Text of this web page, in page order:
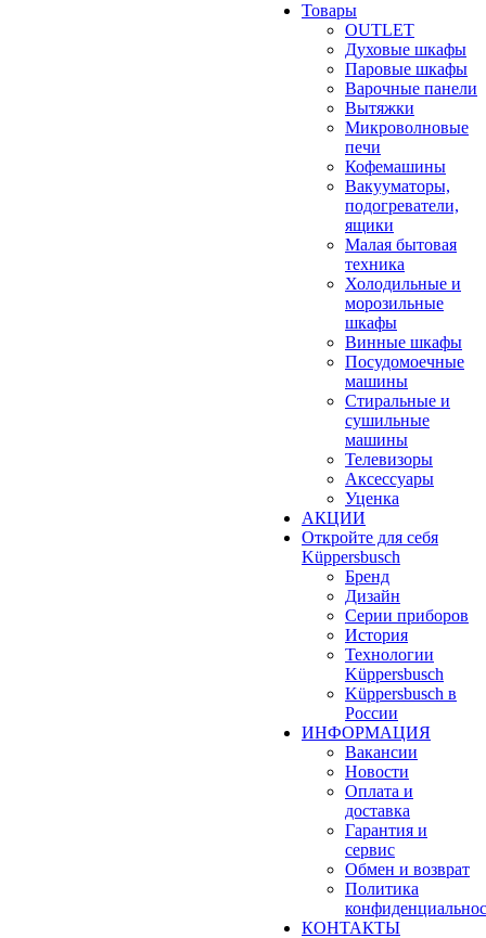
Товары
OUTLET
Духовые шкафы
Паровые шкафы
Варочные панели
Вытяжки
Микроволновые
печи
Кофемашины
Вакууматоры,
подогреватели,
ящики
Малая бытовая
техника
Холодильные и
морозильные
шкафы
Винные шкафы
Посудомоечные
машины
Стиральные и
сушильные
машины
Телевизоры
Аксессуары
Уценка
АКЦИИ
Откройте для себя
Küppersbusch
Бренд
Дизайн
Серии приборов
История
Технологии
Küppersbusch
Küppersbusch в
России
ИНФОРМАЦИЯ
Вакансии
Новости
Оплата и
доставка
Гарантия и
сервис
Обмен и возврат
Политика
КОНТАКТЫ